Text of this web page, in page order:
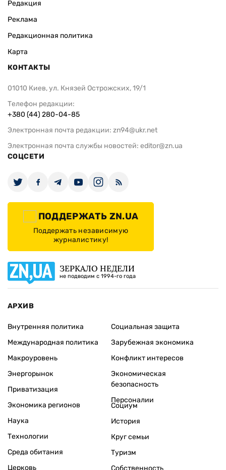
Редакция
Реклама
Редакционная политика
Карта
КОНТАКТЫ
01010 Киев, ул. Князей Острожских, 19/1
Телефон редакции:
+380 (44) 280-04-85
Электронная почта редакции: zn94@ukr.net
Электронная почта службы новостей: editor@zn.ua
СОЦСЕТИ
ПОДДЕРЖАТЬ ZN.UA
Поддержать независимую
журналистику!
ЗЕРКАЛО НЕДЕЛИ
не подводим с 1994-го года
АРХИВ
Внутренняя политика
Международная политика
Макроуровень
Энергорынок
Приватизация
Экономика регионов
Социальная защита
Зарубежная экономика
Конфликт интересов
Экономическая
безопасность
Персоналии
Наука
Технологии
Среда обитания
Церковь
Социум
История
Круг семьи
Туризм